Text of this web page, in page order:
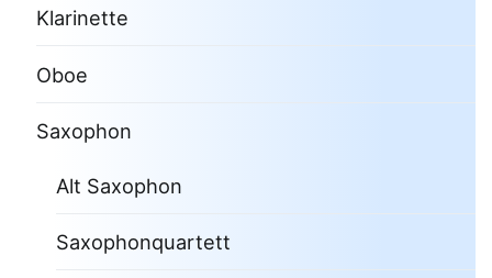
Klarinette
Oboe
Saxophon
Alt Saxophon
Saxophonquartett